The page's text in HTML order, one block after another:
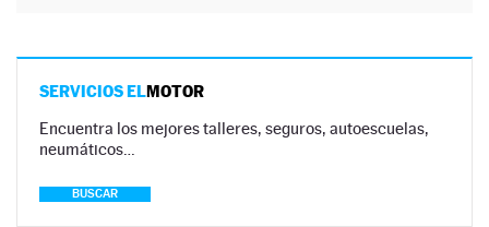
SERVICIOS ELMOTOR
Encuentra los mejores talleres, seguros, autoescuelas,
neumáticos…
BUSCAR